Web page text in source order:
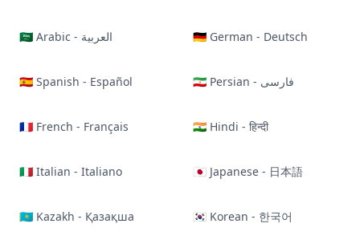
🇸🇦 Arabic - العربية 🇩🇪 German - Deutsch
🇪🇸 Spanish - Español 🇮🇷 Persian - فارسی
🇫🇷 French - Français 🇮🇳 Hindi - हिन्दी
🇮🇹 Italian - Italiano 🇯🇵 Japanese - 日本語
🇰🇿 Kazakh - Қазақша 🇰🇷 Korean - 한국어